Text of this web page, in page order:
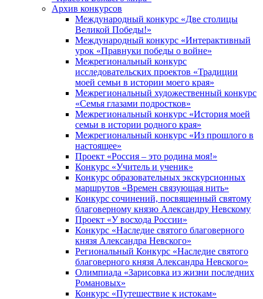
Архив конкурсов
Международный конкурс «Две столицы
Великой Победы!»
Международный конкурс «Интерактивный
урок «Правнуки победы о войне»
Межрегиональный конкурс
исследовательских проектов «Традиции
моей семьи в истории моего края»
Межрегиональный художественный конкурс
«Семья глазами подростков»
Межрегиональный конкурс «История моей
семьи в истории родного края»
Межрегиональный конкурс «Из прошлого в
настоящее»
Проект «Россия – это родина моя!»
Конкурс «Учитель и ученик»
Конкурс образовательных экскурсионных
маршрутов «Времен связующая нить»
Конкурс сочинений, посвященный святому
благоверному князю Александру Невскому
Проект «У восхода России»
Конкурс «Наследие святого благоверного
князя Александра Невского»
Региональный Конкурс «Наследие святого
благоверного князя Александра Невского»
Олимпиада «Зарисовка из жизни последних
Романовых»
Конкурс «Путешествие к истокам»